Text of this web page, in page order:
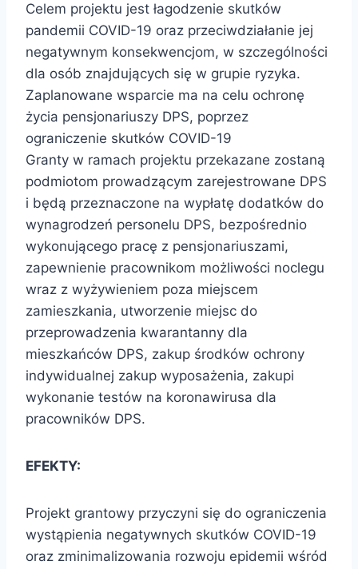
Celem projektu jest łagodzenie skutków
pandemii COVID-19 oraz przeciwdziałanie jej
negatywnym konsekwencjom, w szczególności
dla osób znajdujących się w grupie ryzyka.
Zaplanowane wsparcie ma na celu ochronę
życia pensjonariuszy DPS, poprzez
ograniczenie skutków COVID-19
Granty w ramach projektu przekazane zostaną
podmiotom prowadzącym zarejestrowane DPS
i będą przeznaczone na wypłatę dodatków do
wynagrodzeń personelu DPS, bezpośrednio
wykonującego pracę z pensjonariuszami,
zapewnienie pracownikom możliwości noclegu
wraz z wyżywieniem poza miejscem
zamieszkania, utworzenie miejsc do
przeprowadzenia kwarantanny dla
mieszkańców DPS, zakup środków ochrony
indywidualnej zakup wyposażenia, zakupi
wykonanie testów na koronawirusa dla
pracowników DPS.
EFEKTY:
Projekt grantowy przyczyni się do ograniczenia
wystąpienia negatywnych skutków COVID-19
oraz zminimalizowania rozwoju epidemii wśród